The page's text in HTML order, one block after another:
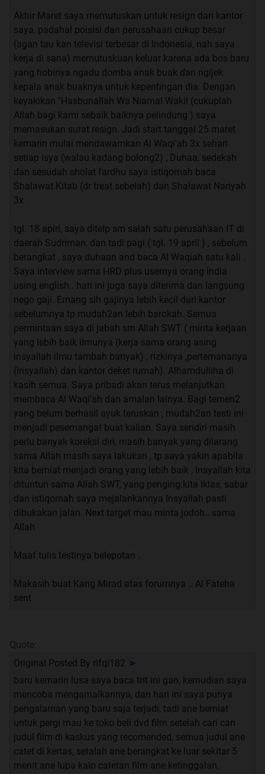
Akhir Maret saya memutuskan untuk resign dari kantor
saya, padahal poisisi dan perusahaan cukup besar
(agan tau kan televisi terbesar di Indonesia, nah saya
kerja di sana) memutuskuan keluar karena ada bos baru
yang hobinya ngadu domba anak buak dan ngijek
kepala anak buaknya untuk kepentingan dia. Dengan
keyakikan "Hasbunallah Wa Niamal Wakil (cukuplah
Allah bagi kami sebaik baiknya pelindung ) saya
memasukan surat resign. Jadi start tanggal 25 maret
kemarin mulai mendawamkan Al Waqi'ah 3x sehari
setiap isya (walau kadang bolong2) , Duhaa, sedekah
dan sesudah sholat fardhu saya istiqomah baca
Shalawat Kitab (dr treat sebelah) dan Shalawat Nariyah
3x .
tgl. 18 apirl, saya ditelp sm salah satu perusahaan IT di
daerah Sudriman, dan tadi pagi ( tgl. 19 april ) , sebelum
berangkat , saya duhaan and baca Al Waqiah satu kali .
Saya interview sama HRD plus usernya orang India
using english.. hari ini juga saya diterima dan langsung
nego gaji. Emang sih gajinya lebih kecil dari kantor
sebelumnya tp mudah2an lebih barokah. Semua
permintaan saya di jabah sm Allah SWT ( minta kerjaan
yang lebih baik ilmunya (kerja sama orang asing
insyallah ilmu tambah banyak) , rizkinya ,pertemananya
(insyallah) dan kantor deket rumah). Alhamdulliha di
kasih semua. Saya pribadi akan terus melanjutkan
membaca Al Waqi'ah dan amalan lainya. Bagi temen2
yang belum berhasil ayuk teruskan , mudah2an testi ini
menjadi pesemangat buat kalian. Saya sendiri masih
perlu banyak koreksi diri, masih banyak yang dilarang
sama Allah masih saya lakukan , tp saya yakin apabila
kita berniat menjadi orang yang lebih baik , Insyallah kita
dituntun sama Allah SWT, yang penging.kita iklas, sabar
dan istiqomah saya mejalankannya Insyallah pasti
dibukakan jalan. Next target mau minta jodoh.. sama
Allah
Maaf tulis testinya belepotan .
Makasih buat Kang Mirad atas forumnya .. Al Fateha
sent
Quote:
Original Posted By rifqi182 ►
baru kemarin lusa saya baca trit ini gan, kemudian saya
mencoba mengamalkannya, dan hari ini saya punya
pengalaman yang baru saja terjadi, tadi ane berniat
untuk pergi mau ke toko beli dvd film setelah cari cari
judul film di kaskus yang recomended, semua judul ane
catet di kertas, setalah ane berangkat ke luar sekitar 5
menit ane lupa kalo catetan film ane ketinggalan,